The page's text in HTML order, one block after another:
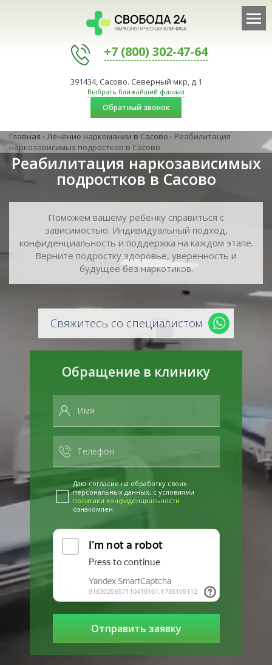
+7 (800) 302-47-64
391434, Сасово. Северный мкр, д.1
Выбрать ближайший филиал
Обратный звонок
Главная › Лечение наркомании в Сасово › Реабилитация
наркозависимых подростков в Сасово
Реабилитация наркозависимых
подростков в Сасово
Поможем вашему ребенку справиться с
зависимостью. Индивидуальный подход,
конфиденциальность и поддержка на каждом этапе.
Верните подростку здоровье, уверенность и
будущее без наркотиков.
Свяжитесь со специалистом
Обращение в клинику
Даю согласие на обработку своих
персональных данных, с условиями
политики конфиденциальности
ознакомлен